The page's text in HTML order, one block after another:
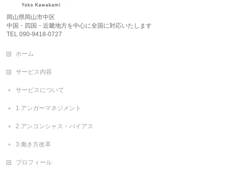
岡山県岡山市中区
中国・四国・近畿地方を中心に全国に対応いたします
TEL 090-9418-0727
ホーム
サービス内容
サービスについて
1.アンガーマネジメント
2.アンコンシャス・バイアス
3.働き方改革
プロフィール